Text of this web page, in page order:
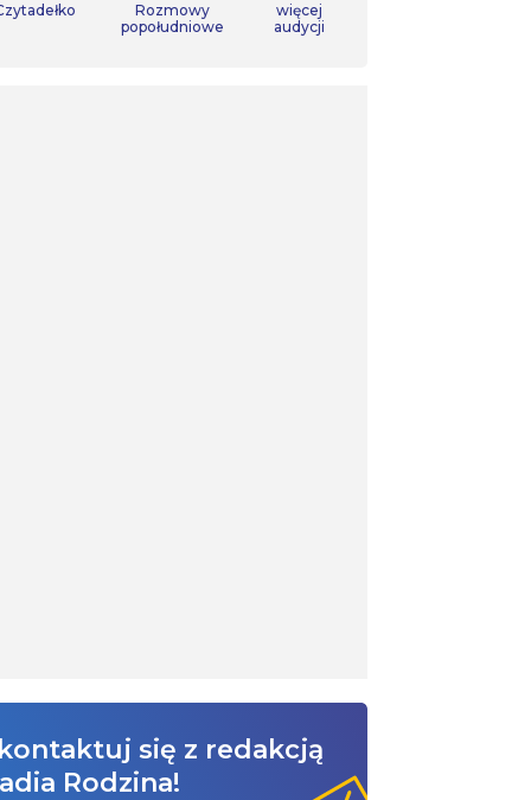
Rozmowy
popołudniowe
więcej
audycji
się z redakcją
Rodzina!